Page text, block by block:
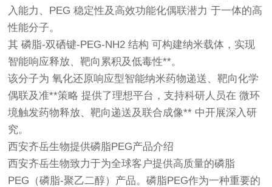
入能力、PEG 稳定性及高效功能化偶联潜力 于一体的高
性能分子。
其 磷脂-双硒键-PEG-NH2 结构 可构建纳米载体，实现
智能响应释放、靶向累积及低毒性**。
该分子为 氧化还原响应型智能纳米药物递送、靶向化学
偶联及准**策略 提供了理想平台，支持科研人员在 微环
境触发药物释放、靶向递送及联合成像** 中开展深入研
究。
西安齐岳生物提供磷脂PEG产品介绍
西安齐岳生物致力于为全球客户提供高质量的磷脂
PEG（磷脂-聚乙二醇）产品。磷脂PEG作为一种重要的